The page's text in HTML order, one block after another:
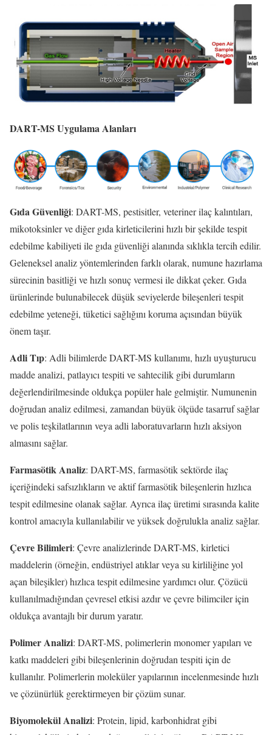
DART-MS Uygulama Alanları
Gıda Güvenliği: DART-MS, pestisitler, veteriner ilaç kalıntıları,
mikotoksinler ve diğer gıda kirleticilerini hızlı bir şekilde tespit
edebilme kabiliyeti ile gıda güvenliği alanında sıklıkla tercih edilir.
Geleneksel analiz yöntemlerinden farklı olarak, numune hazırlama
sürecinin basitliği ve hızlı sonuç vermesi ile dikkat çeker. Gıda
ürünlerinde bulunabilecek düşük seviyelerde bileşenleri tespit
edebilme yeteneği, tüketici sağlığını koruma açısından büyük
önem taşır.
Adli Tıp: Adli bilimlerde DART-MS kullanımı, hızlı uyuşturucu
madde analizi, patlayıcı tespiti ve sahtecilik gibi durumların
değerlendirilmesinde oldukça popüler hale gelmiştir. Numunenin
doğrudan analiz edilmesi, zamandan büyük ölçüde tasarruf sağlar
ve polis teşkilatlarının veya adli laboratuvarların hızlı aksiyon
almasını sağlar.
Farmasötik Analiz: DART-MS, farmasötik sektörde ilaç
içeriğindeki safsızlıkların ve aktif farmasötik bileşenlerin hızlıca
tespit edilmesine olanak sağlar. Ayrıca ilaç üretimi sırasında kalite
kontrol amacıyla kullanılabilir ve yüksek doğrulukla analiz sağlar.
Çevre Bilimleri: Çevre analizlerinde DART-MS, kirletici
maddelerin (örneğin, endüstriyel atıklar veya su kirliliğine yol
açan bileşikler) hızlıca tespit edilmesine yardımcı olur. Çözücü
kullanılmadığından çevresel etkisi azdır ve çevre bilimciler için
oldukça avantajlı bir durum yaratır.
Polimer Analizi: DART-MS, polimerlerin monomer yapıları ve
katkı maddeleri gibi bileşenlerinin doğrudan tespiti için de
kullanılır. Polimerlerin moleküler yapılarının incelenmesinde hızlı
ve çözünürlük gerektirmeyen bir çözüm sunar.
Biyomolekül Analizi: Protein, lipid, karbonhidrat gibi